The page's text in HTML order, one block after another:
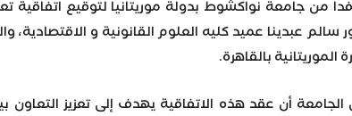
من جامعة نواكشوط بدولة موريتانيا لتوقيع اتفاقية
عبدينا عميد كليه العلوم القانونية و الاقتصادية،
الموريتانية بالقاهرة.
أن عقد هذه الاتفاقية يهدف إلى تعزيز التعاون